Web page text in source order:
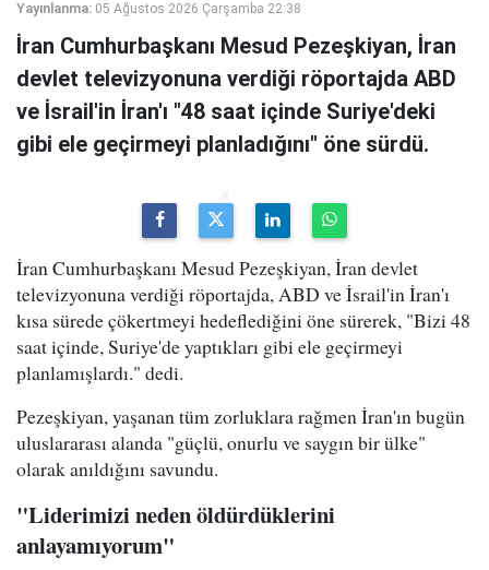
Yayınlanma: 05 Ağustos 2026 Çarşamba 22:38
İran Cumhurbaşkanı Mesud Pezeşkiyan, İran
devlet televizyonuna verdiği röportajda ABD
ve İsrail'in İran'ı "48 saat içinde Suriye'deki
gibi ele geçirmeyi planladığını" öne sürdü.
İran Cumhurbaşkanı Mesud Pezeşkiyan, İran devlet
televizyonuna verdiği röportajda, ABD ve İsrail'in İran'ı
kısa sürede çökertmeyi hedeflediğini öne sürerek, "Bizi 48
saat içinde, Suriye'de yaptıkları gibi ele geçirmeyi
planlamışlardı." dedi.
Pezeşkiyan, yaşanan tüm zorluklara rağmen İran'ın bugün
uluslararası alanda "güçlü, onurlu ve saygın bir ülke"
olarak anıldığını savundu.
"Liderimizi neden öldürdüklerini
anlayamıyorum"